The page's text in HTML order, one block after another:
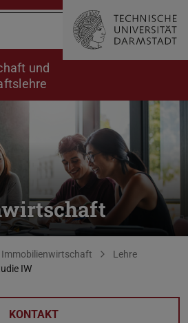
und
Immobilienwirtschaft
Lehre
IW
KONTAKT